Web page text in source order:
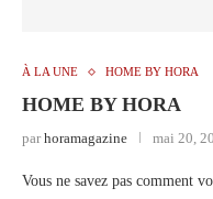
À LA UNE HOME BY HORA
HOME BY HORA
parhoramagazine mai 20,
Vous ne savez pas comment